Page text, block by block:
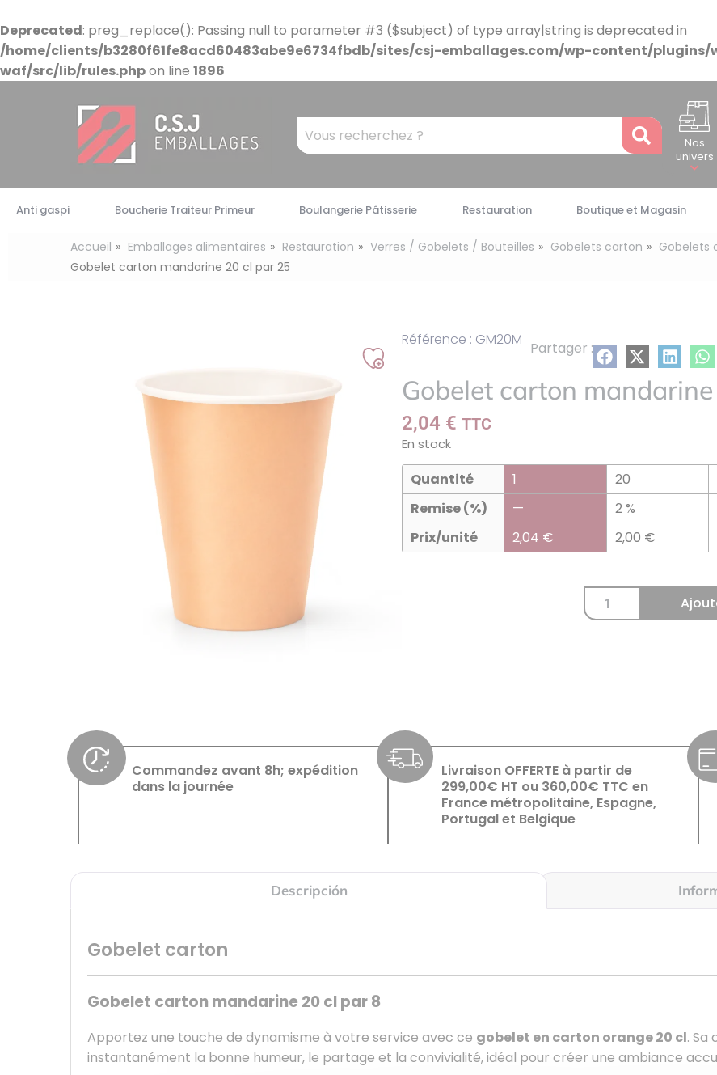
Deprecated: preg_replace(): Passing null to parameter #3 ($subject) of type array|string is deprecated in
/home/clients/b3280f61fe8acd60483abe9e6734fbdb/sites/csj-emballages.com/wp-content/
waf/src/lib/rules.phpon line 1896
Mots
clés
Nos
univers
Anti gaspi Boucherie Traiteur Primeur Boulangerie Pâtisserie Restauration Boutique et Magasin
Accueil Emballages alimentaires Restauration Verres / Gobelets / Bouteilles Gobelets carton
Gobelets
Gobelet carton mandarine 20 cl par 25
Ajouter
liste
Référence : GM20M Partager :
Gobelet carton
2,04 € TTC
En stock
Quantité
Remise (%)
Prix/unité
1
—
2,04 €
20
2 %
2,00 €
Commandez avant 8h; expédition
dans la journée
Livraison OFFERTE à partir de
299,00€ HT ou 360,00€ TTC en
France métropolitaine, Espagne,
Portugal et Belgique
Descripción
Gobelet carton
Gobelet carton mandarine 20 cl par 8
Apportez une touche de dynamisme à votre service avec ce gobelet en carton orange 20 cl. Sa
instantanément la bonne humeur, le partage et la convivialité, idéal pour créer une ambiance